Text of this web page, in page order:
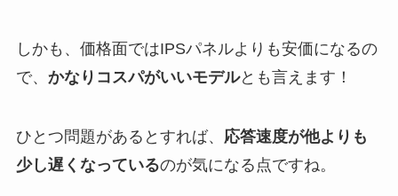
しかも、価格面ではIPSパネルよりも安価になるの
で、 かなりコスパがいいモデルとも言えます！
ひとつ問題があるとすれば、 応答速度が他よりも
少し遅くなっているのが気になる点ですね。